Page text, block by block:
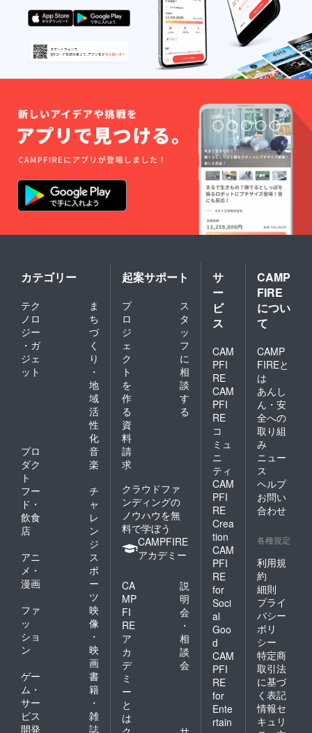
カテゴリー
テク
ノロ
ジー
・ガ
ジェ
ット
ま
ち
づ
く
り
・
地
域
活
性
化
プロ
ダク
ト
音
楽
フー
ド・
飲食
店
チ
ャ
レ
ン
ジ
アニ
メ・
漫画
ス
ポ
ー
ツ
ファ
ッ
ショ
ン
映
像
・
映
画
ゲー
ム・
サー
ビス
開発
書
籍
・
雑
誌
起案サポート
プ
ロ
ジ
ェ
ク
ト
を
作
る
ス
タ
ッ
フ
に
相
談
す
る
資
料
請
求
クラウドファ
ンディングの
ノウハウを無
料で学ぼう
CAMPFIRE
アカデミー
CA
MP
FI
RE
ア
カ
デ
ミ
ー
と
は
説
明
会
・
相
談
会
サ
ー
ビ
ス
CAM
PFI
RE
CAM
PFI
RE
コ
ミュ
ニ
ティ
CAM
PFI
RE
Crea
tion
CAM
PFI
RE
for
Soci
al
Goo
d
CAM
PFI
RE
for
Ente
rtain
CAMP
FIRE
につい
て
CAMP
FIREと
は
あんし
ん・安
全への
取り組
み
ニュー
ス
ヘルプ
お問い
合わせ
各種規定
利用規
約
細則
プライ
バシー
ポリ
シー
特定商
取引法
に基づ
く表記
情報セ
キュリ